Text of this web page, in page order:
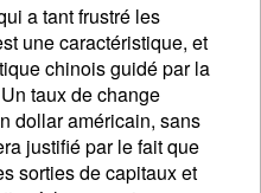
a tant frustré les
une caractéristique, et
chinois guidé par la
taux de change
dollar américain, sans
justifié par le fait que
sorties de capitaux et